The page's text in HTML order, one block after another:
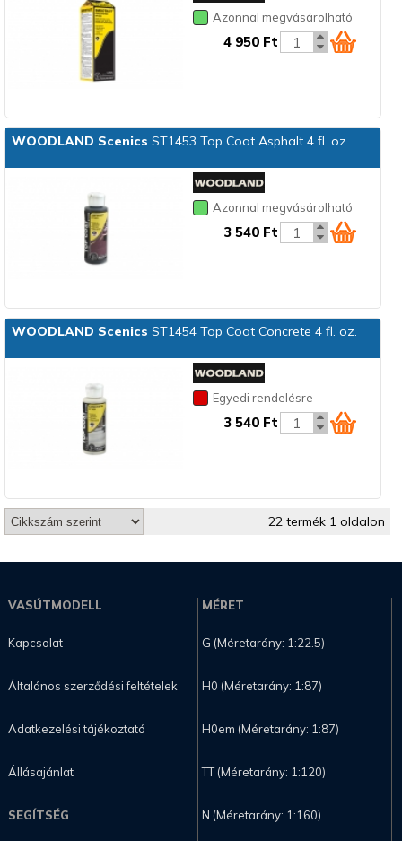
Azonnal megvásárolható
4 950 Ft
WOODLAND Scenics ST1453 Top Coat Asphalt 4 fl. oz.
Azonnal megvásárolható
3 540 Ft
WOODLAND Scenics ST1454 Top Coat Concrete 4 fl. oz.
Egyedi rendelésre
3 540 Ft
22 termék 1 oldalon
VASÚTMODELL
Kapcsolat
Általános szerződési feltételek
Adatkezelési tájékoztató
Állásajánlat
SEGÍTSÉG
MÉRET
G (Méretarány: 1:22.5)
H0 (Méretarány: 1:87)
H0em (Méretarány: 1:87)
TT (Méretarány: 1:120)
N (Méretarány: 1:160)